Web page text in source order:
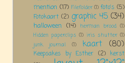
mention (17) Filefolder (1) foto's (5)
Fotokaart (2) graphic 45 (34)
halloween (14) herman brood (1)
Hidden paperclips (1) iris shutter (1)
junk journal
(1) kaart (80)
Keepsakes by Esther (2) kerst